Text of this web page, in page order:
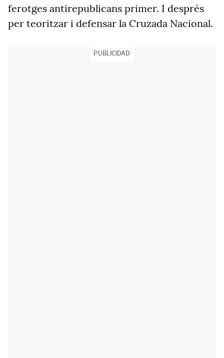
ferotges antirepublicans primer. I després
per teoritzar i defensar la Cruzada Nacional.
PUBLICIDAD